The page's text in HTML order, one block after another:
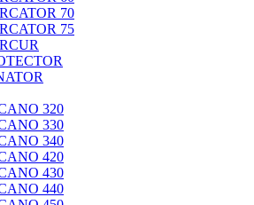
70
75
320
330
340
420
430
440